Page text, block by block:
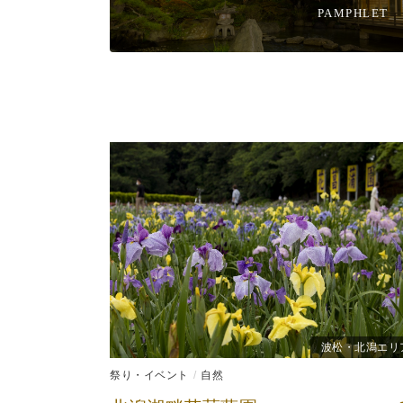
PAMPHLET
波松・北潟エリ
祭り・イベント 自然